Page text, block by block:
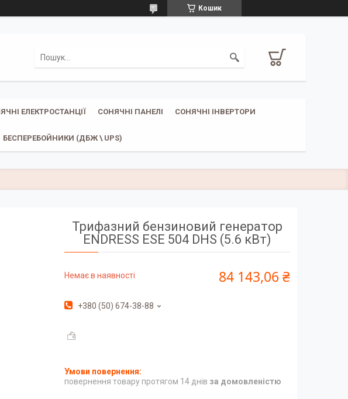
Кошик
ЕЛЕКТРОСТАНЦІЇ СОНЯЧНІ ПАНЕЛІ СОНЯЧНІ ІНВЕРТОРИ
БЕСПЕРЕБОЙНИКИ (ДБЖ \ UPS)
Трифазний бензиновий генератор
ENDRESS ESE 504 DHS (5.6 кВт)
Немає в наявності 84 143,06 ₴
+380 (50) 674-38-88
повернення товару протягом 14 днів за домовленістю